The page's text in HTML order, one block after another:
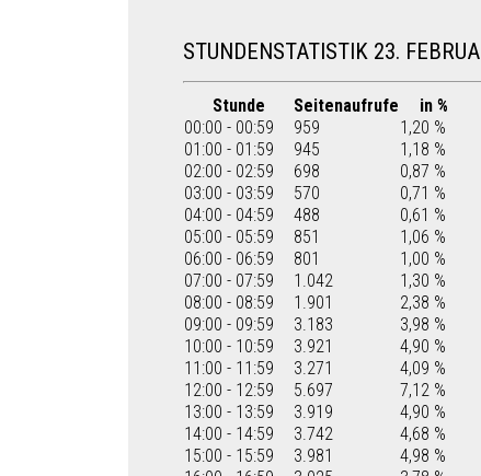
STUNDENSTATISTIK 23.
Stunde Seitenaufrufe in %
00:00 - 00:59
959 1,20 %
01:00 - 01:59
945 1,18 %
02:00 - 02:59
698 0,87 %
03:00 - 03:59
570 0,71 %
04:00 - 04:59
488 0,61 %
05:00 - 05:59
851 1,06 %
06:00 - 06:59
801 1,00 %
07:00 - 07:59
1.042 1,30 %
08:00 - 08:59
1.901 2,38 %
09:00 - 09:59
3.183 3,98 %
10:00 - 10:59
3.921 4,90 %
11:00 - 11:59
3.271 4,09 %
12:00 - 12:59
5.697 7,12 %
13:00 - 13:59
3.919 4,90 %
14:00 - 14:59
3.742 4,68 %
15:00 - 15:59
3.981 4,98 %